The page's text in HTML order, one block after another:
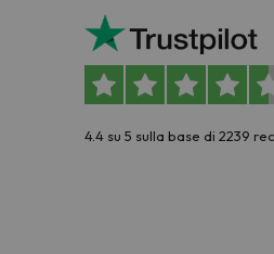
4.4 su 5 sulla base di 2239